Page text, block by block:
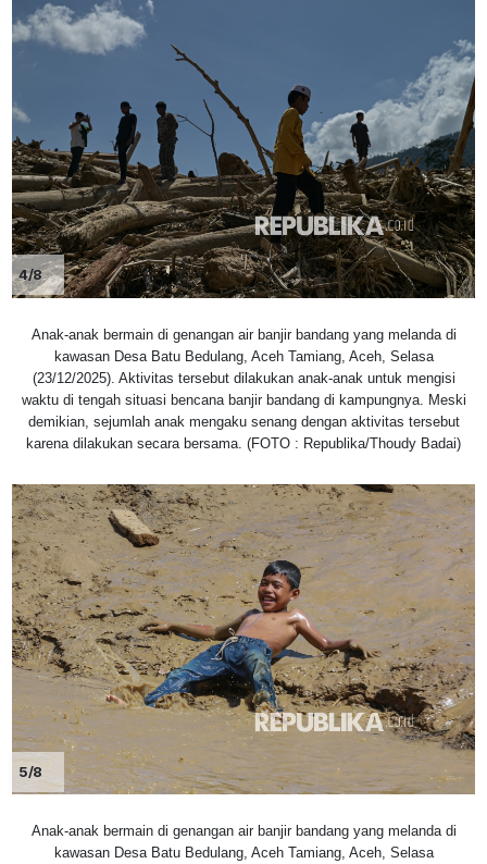
4/8
Anak-anak bermain di genangan air banjir bandang yang melanda di
kawasan Desa Batu Bedulang, Aceh Tamiang, Aceh, Selasa
(23/12/2025). Aktivitas tersebut dilakukan anak-anak untuk mengisi
waktu di tengah situasi bencana banjir bandang di kampungnya. Meski
demikian, sejumlah anak mengaku senang dengan aktivitas tersebut
karena dilakukan secara bersama. (FOTO : Republika/Thoudy Badai)
5/8
Anak-anak bermain di genangan air banjir bandang yang melanda di
kawasan Desa Batu Bedulang, Aceh Tamiang, Aceh, Selasa